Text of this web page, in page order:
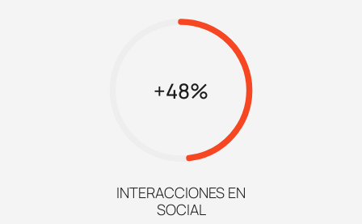
+48%
INTERACCIONES EN
SOCIAL